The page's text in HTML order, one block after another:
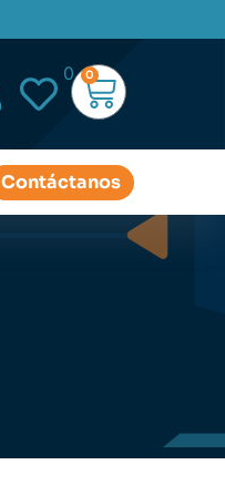
0 0
Contáctanos